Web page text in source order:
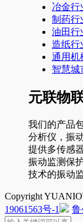
冶金行
制药行
油田行
造纸行
通用机
智慧城
元联物
我们的产品
分析仪，振
提供多传感
振动监测保
技术的振动
Copyright
19061563号-1
鲁